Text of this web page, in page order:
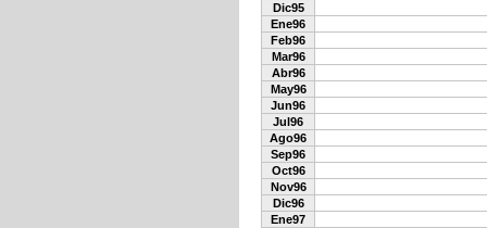
Dic95
Ene96
Feb96
Mar96
Abr96
May96
Jun96
Jul96
Ago96
Sep96
Oct96
Nov96
Dic96
Ene97